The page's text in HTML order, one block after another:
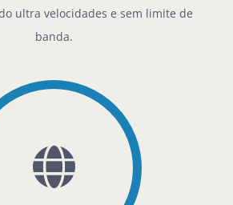
ultra velocidades e sem limite de
banda.